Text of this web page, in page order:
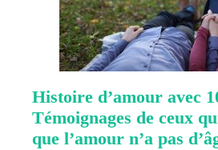
Histoire d’amour avec
Témoignages de ceux
que l’amour n’a pas